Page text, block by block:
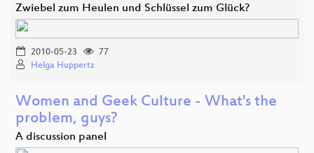
Zwiebel zum Heulen und Schlüssel zum Glück?
2010-05-23
77
Helga Huppertz
Women and Geek Culture - What's the
problem, guys?
A discussion panel